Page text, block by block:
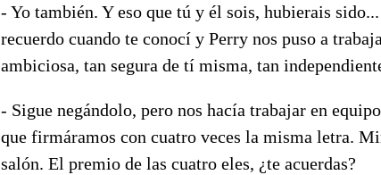
- Yo también. Y eso que tú y él sois, hubierais
recuerdo cuando te conocí y Perry nos puso a
ambiciosa, tan segura de tí misma, tan
- Sigue negándolo, pero nos hacía trabajar en
que firmáramos con cuatro veces la misma letra.
salón. El premio de las cuatro eles, ¿te acuerdas?